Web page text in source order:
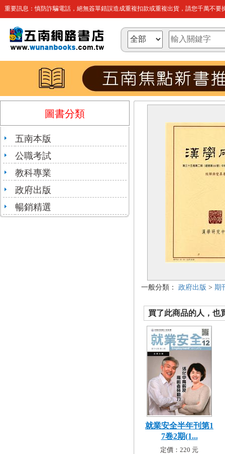
重要訊息：慎防詐騙電話，絕無簽單錯誤造成重複扣款或重複出貨，請您千萬不要
圖書分類
五南本版
公職考試
教科專業
政府出版
暢銷精選
一般分類： 政府出版 > 期
買了此商品的人，也
就業安全半年刊第1
7卷2期(1...
定價：220 元